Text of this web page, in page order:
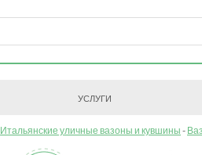
УСЛУГИ
Итальянские уличные вазоны и кувшины